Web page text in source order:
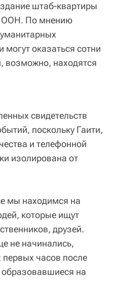
штаб-квартиры
ООН. По мнению
оказаться сотни
возможно, находятся
свидетельств
поскольку Гаити,
и телефонной
изолирована от
мы находимся на
которые ищут
друзей.
не начинались,
первых часов после
на